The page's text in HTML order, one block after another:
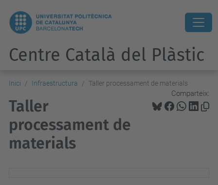
Centre Català del Plàstic
Inici Infraestructura Taller processament de materials
Comparteix:
Taller
processament de
materials